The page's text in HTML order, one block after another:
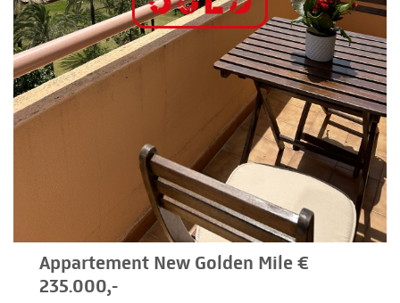
Appartement New Golden Mile €
235.000,-